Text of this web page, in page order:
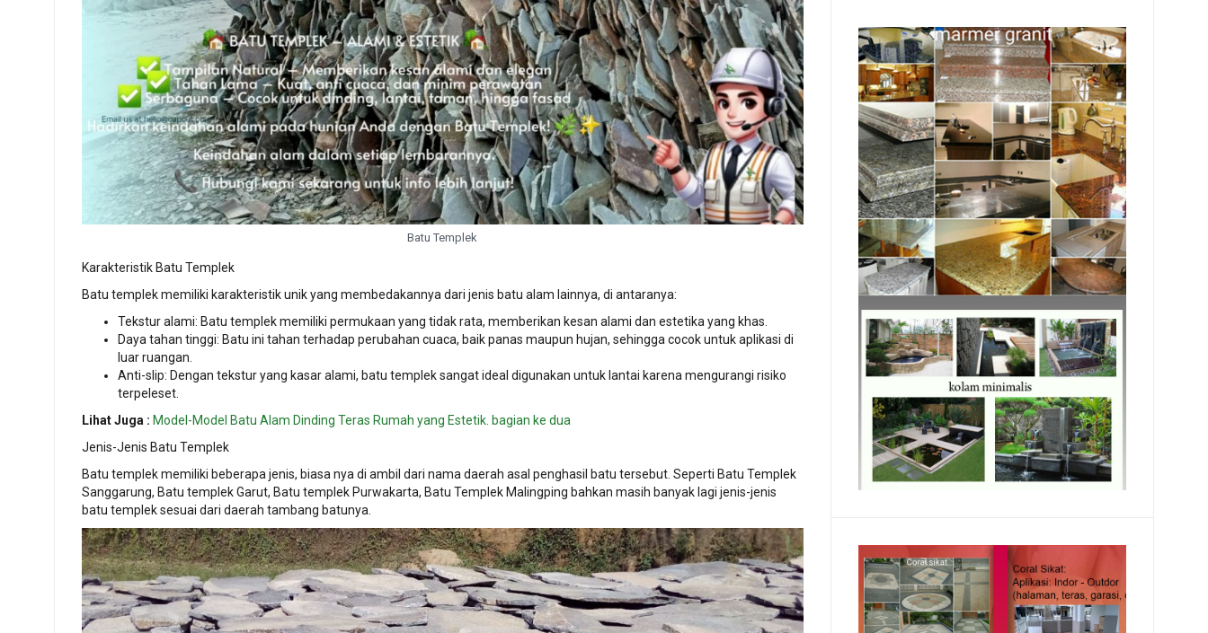
Batu Templek
Karakteristik Batu Templek
Batu templek memiliki karakteristik unik yang membedakannya dari jenis batu alam lainnya, di antaranya:
Tekstur alami: Batu templek memiliki permukaan yang tidak rata, memberikan kesan alami dan estetika yang khas.
Daya tahan tinggi: Batu ini tahan terhadap perubahan cuaca, baik panas maupun hujan, sehingga cocok untuk aplikasi di
luar ruangan.
Anti-slip: Dengan tekstur yang kasar alami, batu templek sangat ideal digunakan untuk lantai karena mengurangi risiko
terpeleset.
Lihat Juga : Model-Model Batu Alam Dinding Teras Rumah yang Estetik. bagian ke dua
Jenis-Jenis Batu Templek
Batu templek memiliki beberapa jenis, biasa nya di ambil dari nama daerah asal penghasil batu tersebut. Seperti Batu Templek
Sanggarung, Batu templek Garut, Batu templek Purwakarta, Batu Templek Malingping bahkan masih banyak lagi jenis-jenis
batu templek sesuai dari daerah tambang batunya.